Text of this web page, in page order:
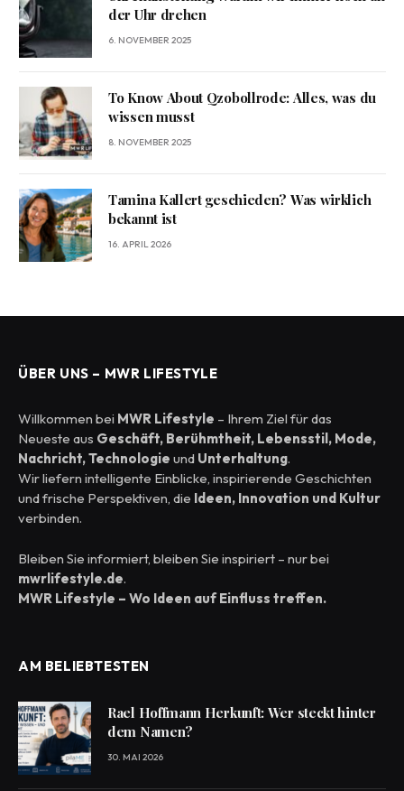
der Uhr drehen
6. NOVEMBER 2025
To Know About Qzobollrode: Alles, was du
wissen musst
8. NOVEMBER 2025
Tamina Kallert geschieden? Was wirklich
bekannt ist
16. APRIL 2026
ÜBER UNS – MWR LIFESTYLE
Willkommen bei MWR Lifestyle – Ihrem Ziel für das
Neueste aus Geschäft, Berühmtheit, Lebensstil, Mode,
Nachricht, Technologie und Unterhaltung.
Wir liefern intelligente Einblicke, inspirierende Geschichten
und frische Perspektiven, die Ideen, Innovation und Kultur
verbinden.
Bleiben Sie informiert, bleiben Sie inspiriert – nur bei
mwrlifestyle.de.
MWR Lifestyle – Wo Ideen auf Einfluss treffen.
AM BELIEBTESTEN
Rael Hoffmann Herkunft: Wer steckt hinter
dem Namen?
30. MAI 2026